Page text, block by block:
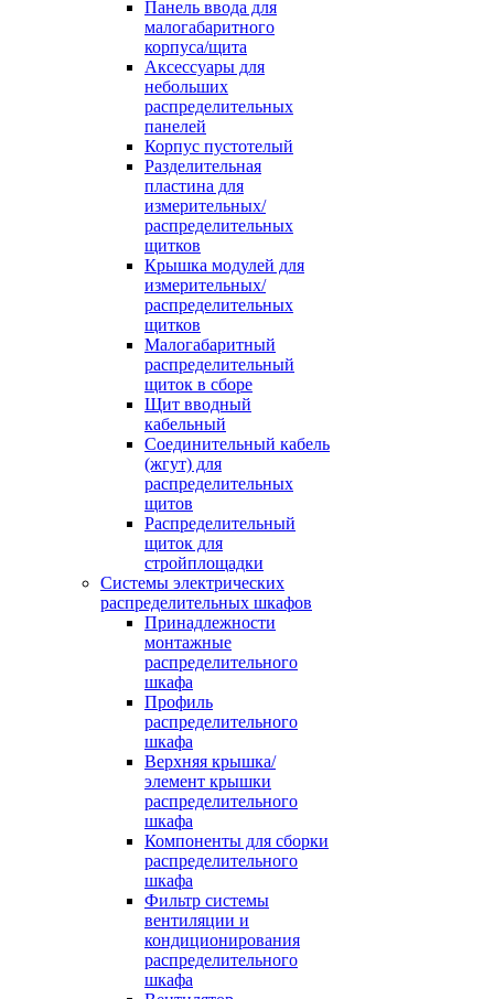
Панель ввода для
малогабаритного
корпуса/щита
Аксессуары для
небольших
распределительных
панелей
Корпус пустотелый
Разделительная
пластина для
измерительных/
распределительных
щитков
Крышка модулей для
измерительных/
распределительных
щитков
Малогабаритный
распределительный
щиток в сборе
Щит вводный
кабельный
Соединительный кабель
(жгут) для
распределительных
щитов
Распределительный
щиток для
стройплощадки
Системы электрических
распределительных шкафов
Принадлежности
монтажные
распределительного
шкафа
Профиль
распределительного
шкафа
Верхняя крышка/
элемент крышки
распределительного
шкафа
Компоненты для сборки
распределительного
шкафа
Фильтр системы
вентиляции и
кондиционирования
распределительного
шкафа